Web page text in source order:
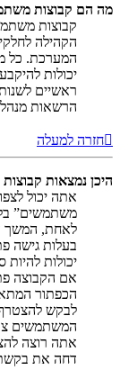
מה הם קבוצות
קבוצות
הקהילה
המערכת. כל
יכולות
ראשיים
הרשאות מנהל
חזרה למעלה
היכן נמצאות
אתה יכול
משתמשים”
לאחת, המשך
בעלות גישה
יכולות
אם הקבוצה
הכפתור
לבקש
המשתמשים
אתה רוצה
דחה את